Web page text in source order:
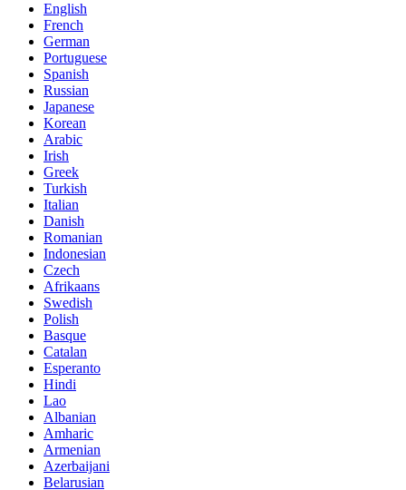
English
French
German
Portuguese
Spanish
Russian
Japanese
Korean
Arabic
Irish
Greek
Turkish
Italian
Danish
Romanian
Indonesian
Czech
Afrikaans
Swedish
Polish
Basque
Catalan
Esperanto
Hindi
Lao
Albanian
Amharic
Armenian
Azerbaijani
Belarusian